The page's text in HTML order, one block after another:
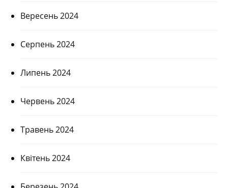
Вересень 2024
Серпень 2024
Липень 2024
Червень 2024
Травень 2024
Квітень 2024